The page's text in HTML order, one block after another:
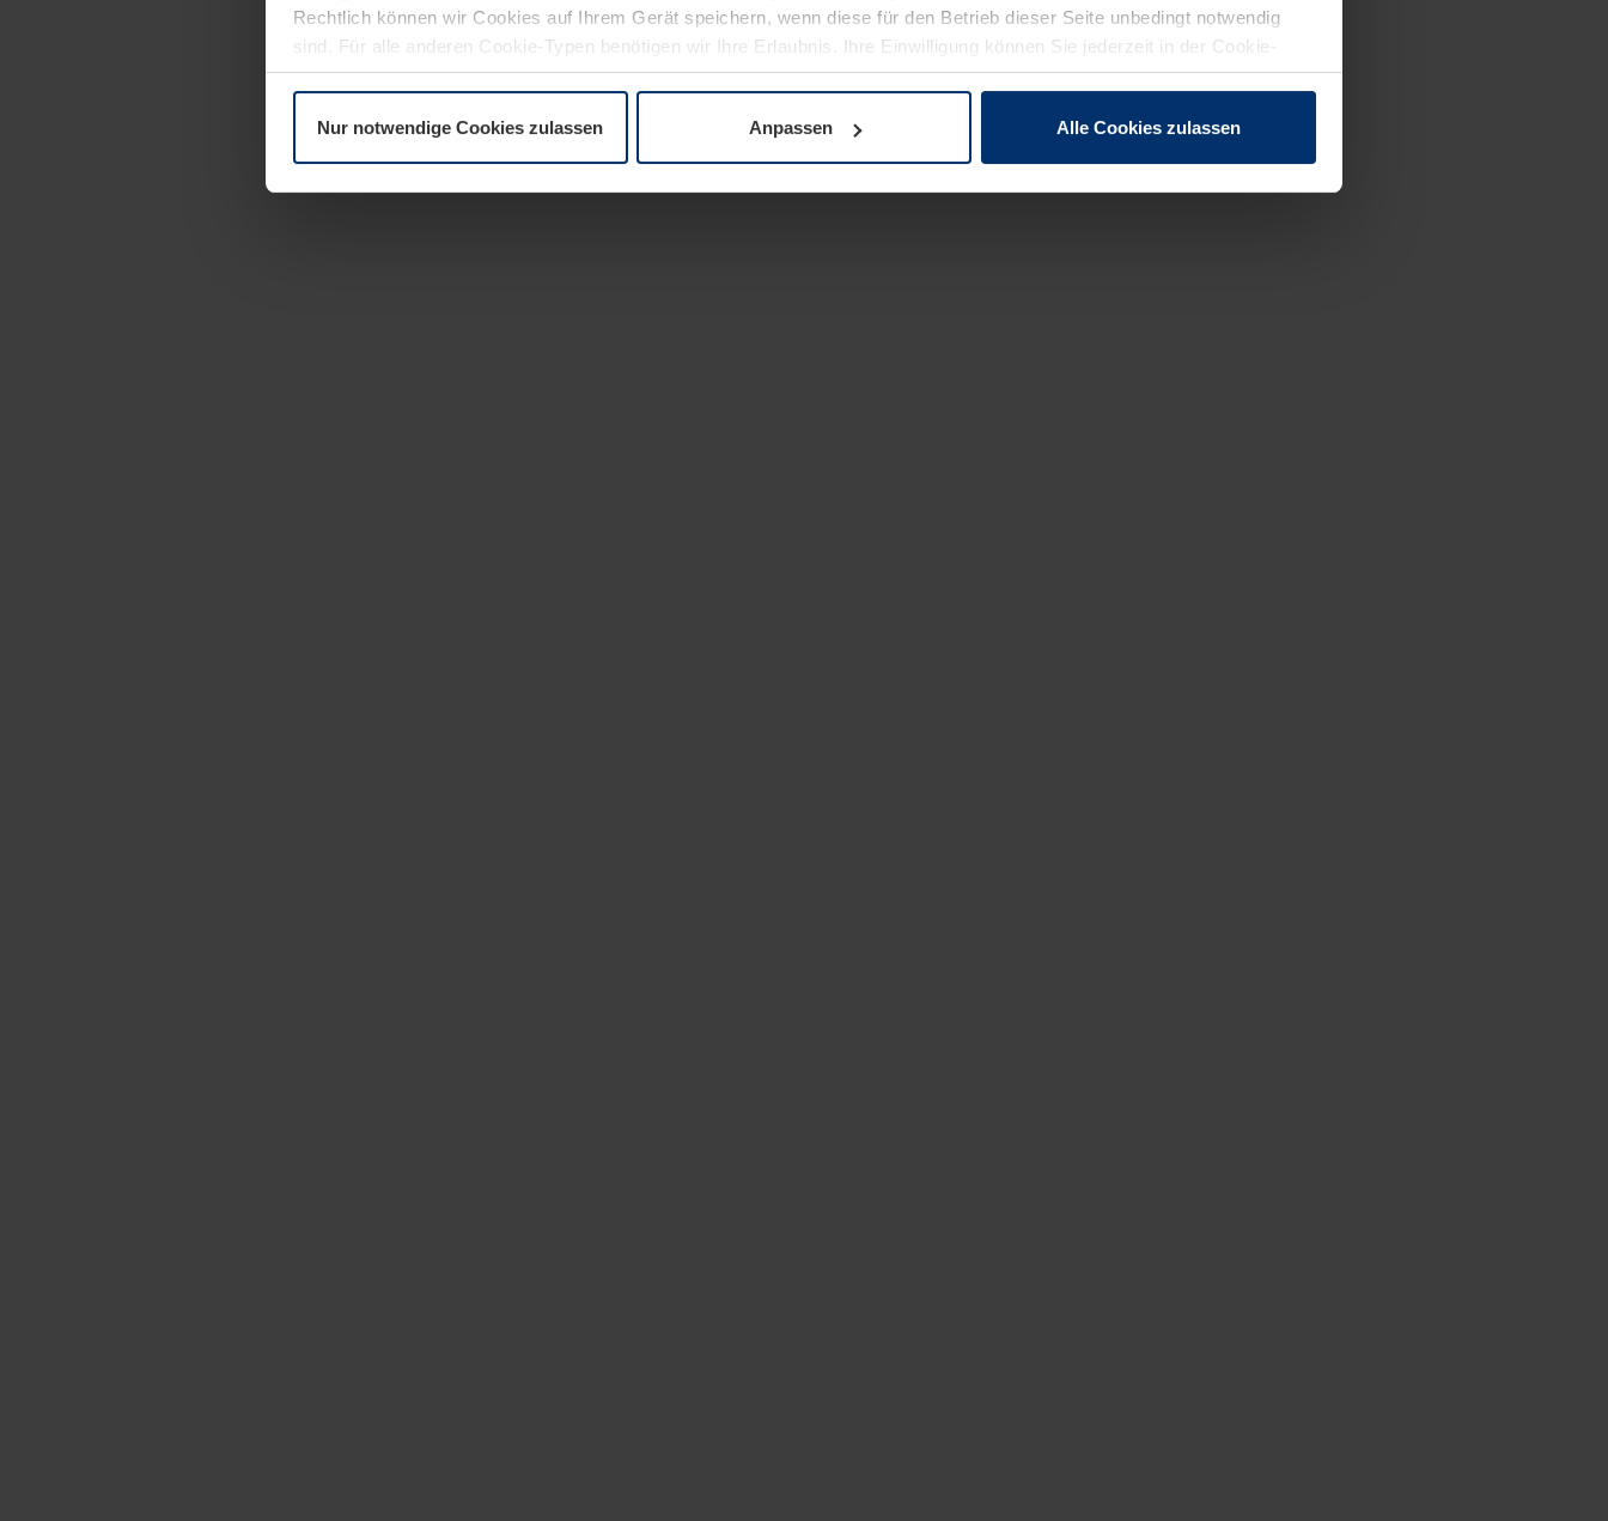
Rechtlich können wir Cookies auf Ihrem Gerät speichern, wenn diese für den Betrieb dieser Seite unbedingt notwendig
sind. Für alle anderen Cookie-Typen benötigen wir Ihre Erlaubnis. Ihre Einwilligung können Sie jederzeit in der Cookie-
Erläuterung auf der SeiteDatenschutzerklärungunserer Website ändern oder widerrufen.
Nur notwendige Cookies zulassen Anpassen Alle Cookies zulassen